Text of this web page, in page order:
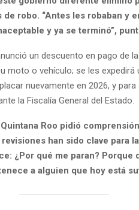
robo. “Antes les robaban y
y ya se terminó”,
un descuento en pago de
moto o vehículo; se les expedirá
nuevamente en 2026, y
la Fiscalía General del Estado.
Roo pidió
han sido clave para
¿Por qué me paran? Porque
a alguien que hoy está